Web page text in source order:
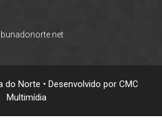
do Norte • Desenvolvido por CMC
Multimídia